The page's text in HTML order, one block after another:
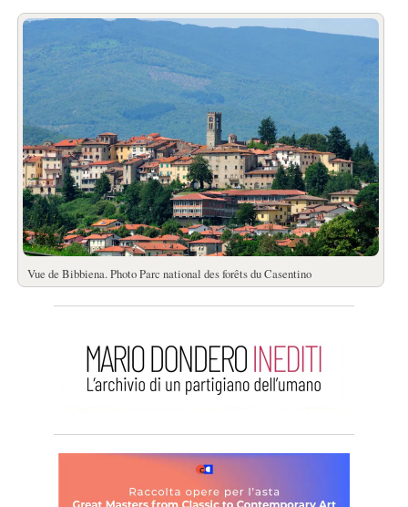
Vue de Bibbiena. Photo Parc national des forêts du Casentino